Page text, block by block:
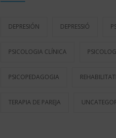
DEPRESIÓN DEPRESSIÓ
PSICOLOGIA CLÍNICA
PSICOPEDAGOGIA
TERAPIA DE PAREJA